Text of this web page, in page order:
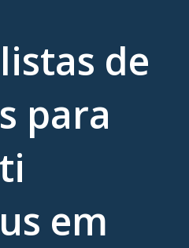
de
para
em